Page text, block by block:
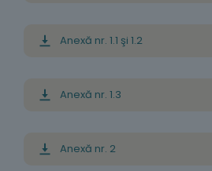
Anexă nr. 1.1 şi 1.2
Anexă nr. 1.3
Anexă nr. 2